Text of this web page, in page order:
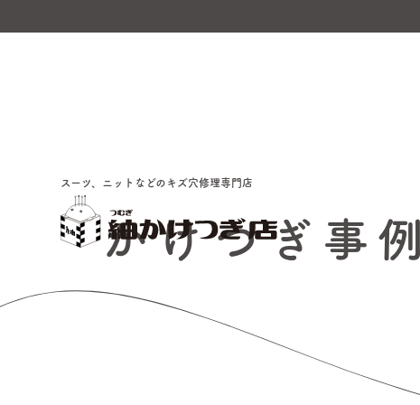
スーツ、ニットなどのキズ穴修理専門店
かけつぎ事例